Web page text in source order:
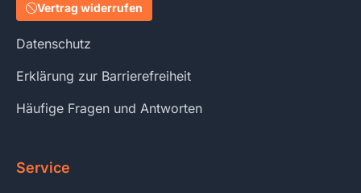
Vertrag widerrufen
Datenschutz
Erklärung zur Barrierefreiheit
Häufige Fragen und Antworten
Service